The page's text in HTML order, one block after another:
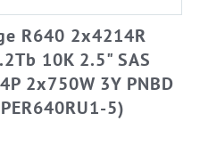
R640 2x4214R
10K 2.5" SAS
2x750W 3Y PNBD
5)